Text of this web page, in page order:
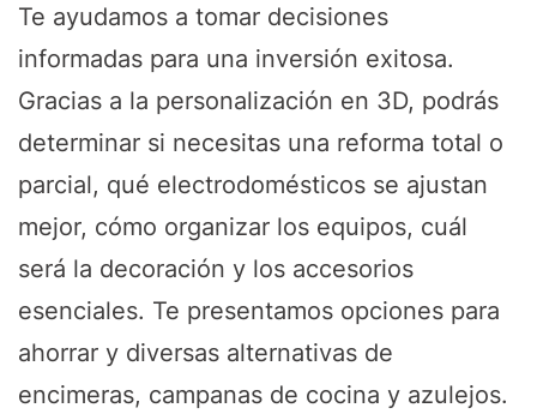
Te ayudamos a tomar decisiones
informadas para una inversión exitosa.
Gracias a la personalización en 3D, podrás
determinar si necesitas una reforma total o
parcial, qué electrodomésticos se ajustan
mejor, cómo organizar los equipos, cuál
será la decoración y los accesorios
esenciales. Te presentamos opciones para
ahorrar y diversas alternativas de
encimeras, campanas de cocina y azulejos.